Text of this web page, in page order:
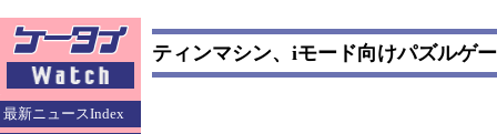
最新ニュースIndex
ティンマシン、iモード向けパズルゲ